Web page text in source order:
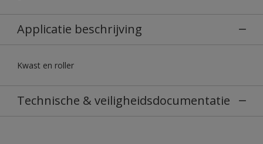
Applicatie beschrijving
Kwast en roller
Technische & veiligheidsdocumentatie